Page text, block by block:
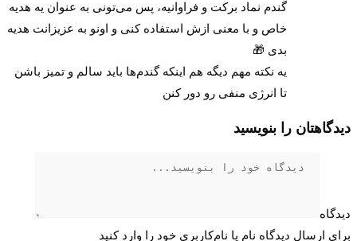
گندم نماد برکت و فراوانیه، پس می‌تونی به عنوان یه هدیه
خاص و با معنی ازش استفاده کنی و اونو به عزیزانت هدیه
بدی 🎁
یه نکته مهم دیگه هم اینکه گندم‌ها باید سالم و تمیز باشن
تا انرژی منفی رو دور کنن
دیدگاهتان را بنویسید
دیدگاه
برای ارسال دیدگاه نام یا نام‌کاربری خود را وارد کنید